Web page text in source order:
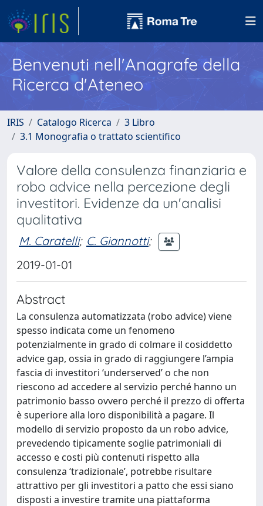
Benvenuti nell'Anagrafe della
Ricerca d'Ateneo
IRIS Catalogo Ricerca
3 Libro
3.1 Monografia o trattato scientifico
Valore della consulenza finanziaria e
robo advice nella percezione degli
investitori. Evidenze da un'analisi
qualitativa
M. Caratelli; C. Giannotti;
2019-01-01
Abstract
La consulenza automatizzata (robo advice) viene
spesso indicata come un fenomeno
potenzialmente in grado di colmare il cosiddetto
advice gap, ossia in grado di raggiungere l’ampia
fascia di investitori ‘underserved’ o che non
riescono ad accedere al servizio perché hanno un
patrimonio basso ovvero perché il prezzo di offerta
è superiore alla loro disponibilità a pagare. Il
modello di servizio proposto da un robo advice,
prevedendo tipicamente soglie patrimoniali di
accesso e costi più contenuti rispetto alla
consulenza ‘tradizionale’, potrebbe risultare
attrattivo per gli investitori a patto che essi siano
disposti a investire tramite una piattaforma